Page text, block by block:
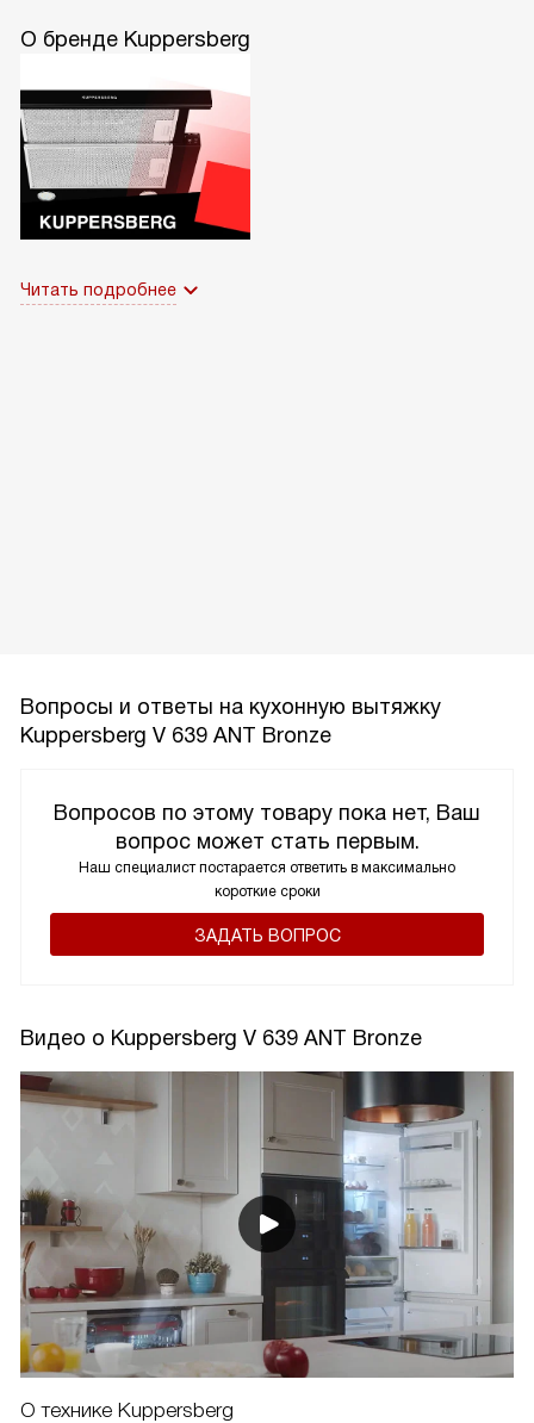
О бренде Kuppersberg
Читать подробнее
Вопросы и ответы на кухонную вытяжку
Kuppersberg V 639 ANT Bronze
Вопросов по этому товару пока нет, Ваш
вопрос может стать первым.
Наш специалист постарается ответить в максимально
короткие сроки
ЗАДАТЬ ВОПРОС
Видео о Kuppersberg V 639 ANT Bronze
О технике Kuppersberg